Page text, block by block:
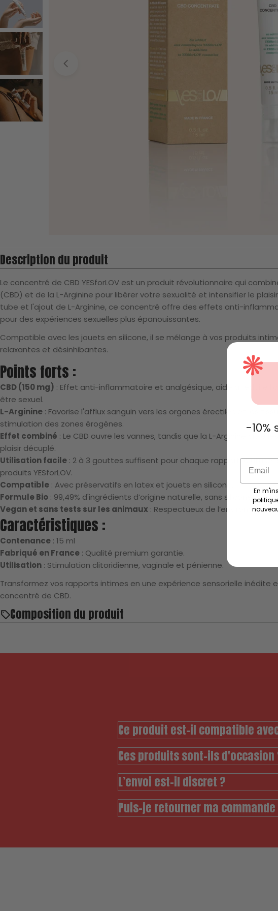
Ouvrir le média 0 en mode modal
Description du produit
Le concentré de CBD YESforLOV est un produit révolutionnaire qui
(CBD) et de la L-Arginine pour libérer votre sexualité et intensifier le
tube et l'ajout de L-Arginine, ce concentré offre des effets anti-
pour des expériences sexuelles plus épanouissantes.
Compatible avec les jouets en silicone, il se mélange à vos produits
relaxantes et désinhibantes.
Points forts :
CBD (150 mg) : Effet anti-inflammatoire et analgésique, aide à réduire
être sexuel.
L-Arginine : Favorise l'afflux sanguin vers les organes érectiles et les
stimulation des zones érogènes.
Effet combiné : Le CBD ouvre les vannes, tandis que la L-Arginine cible
plaisir décuplé.
Utilisation facile : 2 à 3 gouttes suffisent pour chaque rapport, à
produits YESforLOV.
Compatible : Avec préservatifs en latex et jouets en silicone.
Formule Bio : 99,49% d'ingrédients d’origine naturelle, sans silicones,
Vegan et sans tests sur les animaux : Respectueux de
Caractéristiques :
Contenance : 15 ml
Fabriqué en France : Qualité premium garantie.
Utilisation : Stimulation clitoridienne, vaginale et pénienne.
Transformez vos rapports intimes en une expérience sensorielle inédite
concentré de CBD.
Composition du produit
Ce produit est-il compatible
Ces produits sont-ils d'occasion
L’envoi est-il discret ?
Puis-je retourner ma commande
-
Email
En